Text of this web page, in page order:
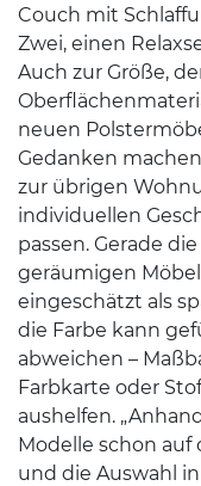
Couch mit
Zwei, einen
Auch zur Größe,
neuen
Gedanken
zur übrigen
individuellen
passen. Gerade
geräumigen
eingeschätzt als
die Farbe kann
abweichen –
Farbkarte oder
aushelfen.
Modelle schon auf
und die Auswahl